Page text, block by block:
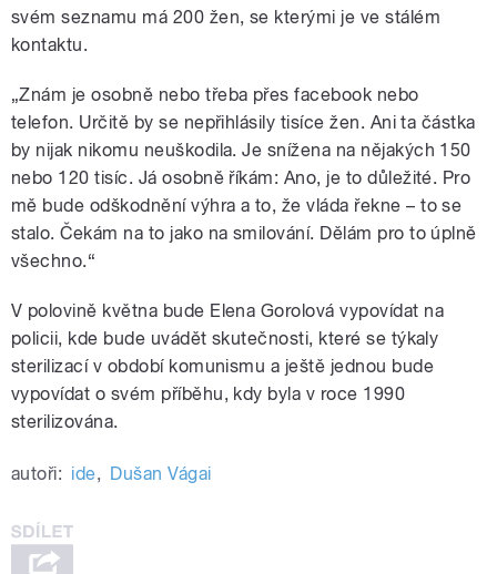
svém seznamu má 200 žen, se kterými je ve stálém
kontaktu.
„Znám je osobně nebo třeba přes facebook nebo
telefon. Určitě by se nepřihlásily tisíce žen. Ani ta částka
by nijak nikomu neuškodila. Je snížena na nějakých 150
nebo 120 tisíc. Já osobně říkám: Ano, je to důležité. Pro
mě bude odškodnění výhra a to, že vláda řekne – to se
stalo. Čekám na to jako na smilování. Dělám pro to úplně
všechno.“
V polovině května bude Elena Gorolová vypovídat na
policii, kde bude uvádět skutečnosti, které se týkaly
sterilizací v období komunismu a ještě jednou bude
vypovídat o svém příběhu, kdy byla v roce 1990
sterilizována.
autoři: ide, Dušan Vágai